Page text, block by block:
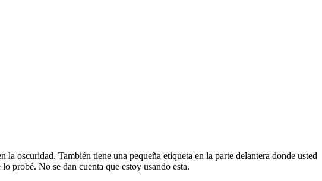
oscuridad. También tiene una pequeña etiqueta en la parte delantera donde usted
probé. No se dan cuenta que estoy usando esta.